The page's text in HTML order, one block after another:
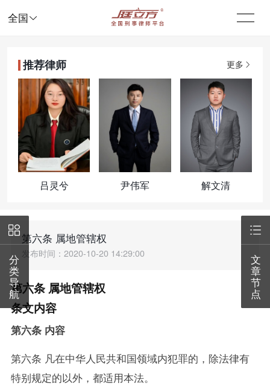
全国 
推荐律师 更多
吕灵兮 尹伟军 解文清
第六条 属地管辖权
发布时间：2020-10-20 14:29:00
第六条 属地管辖权
条文内容
第六条 内容
第六条 凡在中华人民共和国领域内犯罪的，除法律有
特别规定的以外，都适用本法。

分
类
导
航

文
章
节
点